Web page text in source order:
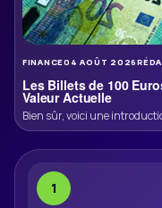
FINANCE04 AOÛT 2026
Les Billets de 100
Valeur Actuelle
Bien sûr, voici une
se déploie un pays de